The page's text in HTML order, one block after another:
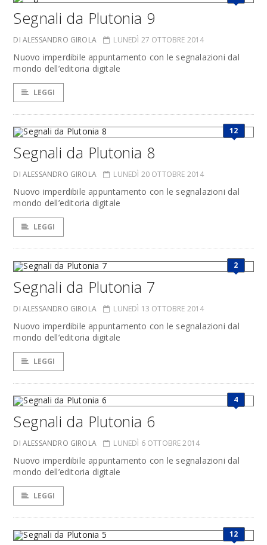
Segnali da Plutonia 9
DI ALESSANDRO GIROLA LUNEDÌ 27 OTTOBRE 2014
Nuovo imperdibile appuntamento con le segnalazioni dal
mondo dell’editoria digitale
LEGGI
12
Segnali da Plutonia 8
DI ALESSANDRO GIROLA LUNEDÌ 20 OTTOBRE 2014
Nuovo imperdibile appuntamento con le segnalazioni dal
mondo dell’editoria digitale
LEGGI
2
Segnali da Plutonia 7
DI ALESSANDRO GIROLA LUNEDÌ 13 OTTOBRE 2014
Nuovo imperdibile appuntamento con le segnalazioni dal
mondo dell’editoria digitale
LEGGI
4
Segnali da Plutonia 6
DI ALESSANDRO GIROLA LUNEDÌ 6 OTTOBRE 2014
Nuovo imperdibile appuntamento con le segnalazioni dal
mondo dell’editoria digitale
LEGGI
12